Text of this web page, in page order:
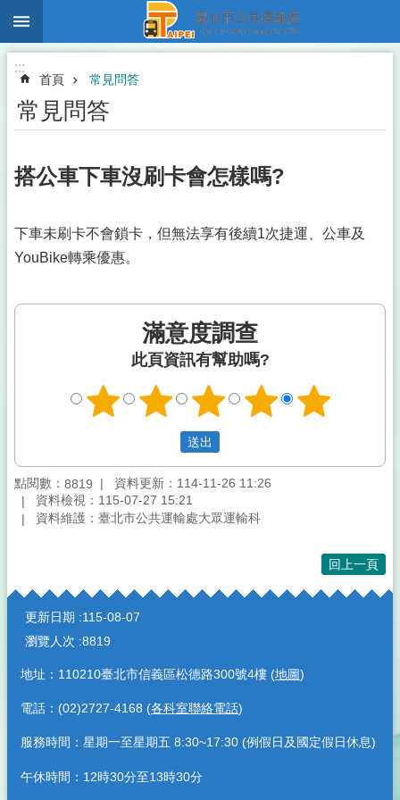
跳到主要內容區塊
:::
首頁 常見問答
常見問答
搭公車下車沒刷卡會怎樣嗎?
下車未刷卡不會鎖卡，但無法享有後續1次捷運、公車及
YouBike轉乘優惠。
滿意度調查
此頁資訊有幫助嗎?
點閱數： 8819
資料更新：114-11-26 11:26
資料檢視：115-07-27 15:21
資料維護：臺北市公共運輸處大眾運輸科
回上一頁
:::
更新日期
115-08-07
瀏覽人次 8819
地址：110210臺北市信義區松德路300號4樓 (地圖)
電話：(02)2727-4168 (各科室聯絡電話)
服務時間：星期一至星期五 8:30~17:30 (例假日及國定假日休息)
午休時間：12時30分至13時30分